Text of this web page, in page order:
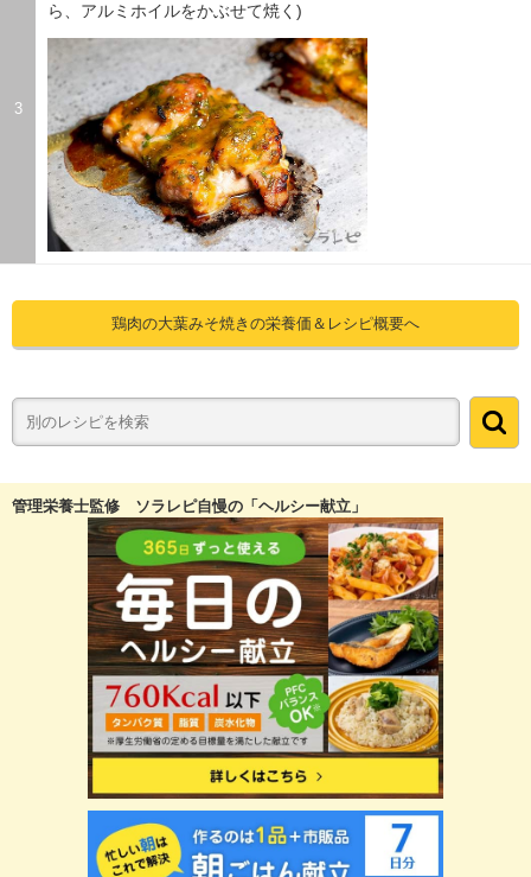
3
ら、アルミホイルをかぶせて焼く)
鶏肉の大葉みそ焼きの栄養価＆レシピ概要へ
管理栄養士監修 ソラレピ自慢の「ヘルシー献立」